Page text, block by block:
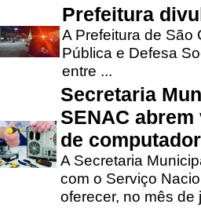
Prefeitura
A Prefeitura de São
Pública e Defesa
entre ...
Secretaria
SENAC
de
A Secretaria
com o Serviço
oferecer, no mês de